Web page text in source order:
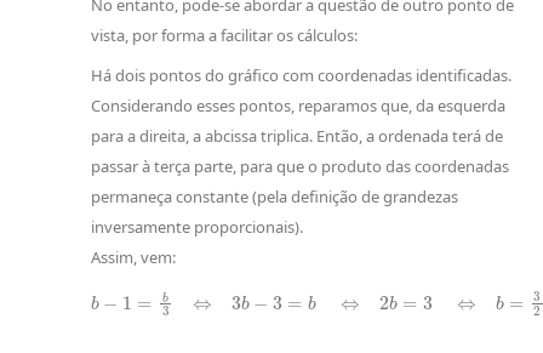
No entanto, pode-se abordar a questão de outro ponto de
vista, por forma a facilitar os cálculos:
Há dois pontos do gráfico com coordenadas identificadas.
Considerando esses pontos, reparamos que, da esquerda
para a direita, a abcissa triplica. Então, a ordenada terá de
passar à terça parte, para que o produto das coordenadas
permaneça constante (pela definição de grandezas
inversamente proporcionais).
Assim, vem:
b 1= ⇔ − b 2 b 3⇔ =3